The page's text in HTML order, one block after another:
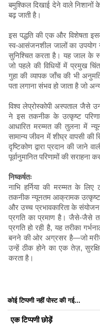
बमुश्किल दिखाई देने वाले निशानों
बढ़ जाती है।
इस पद्धति की एक और विशेषता
स्व-आसंजनशील जालों का उपयोग
सुनिश्चित करता है। यह जाल के
जो पहले की विधियों में प्रमुख
गुहा की व्यापक जाँच की भी
पता लगाना संभव हो जाता है जो
विश्व लेप्रोस्कोपी अस्पताल जैसे
ने इस तकनीक के उत्कृष्ट
आधारित मरम्मत की तुलना में
सामान्य जीवन में शीघ्र वापसी
दृष्टिकोण द्वारा प्रदान की
पूर्वानुमानित परिणामों की सराहना
निष्कर्षतः
नाभि हर्निया की मरम्मत के लिए
तकनीक न्यूनतम आक्रामक
और उच्च प्रभावकारिता के
प्रगति का प्रमाण है। जैसे-जैसे
प्रगति हो रही है, यह तरीका
बनने की ओर अग्रसर है—जो
उन्हें ठीक होने का एक तेज़,
करता है।
कोई टिप्पणी नहीं पोस्ट की गई...
एक टिप्पणी छोड़ें